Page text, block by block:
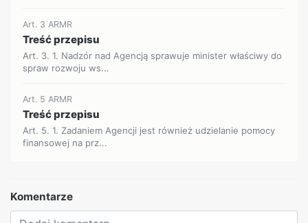
Art. 3 ARMR
Treść przepisu
Art. 3. 1. Nadzór nad Agencją sprawuje minister właściwy do
spraw rozwoju ws...
Art. 5 ARMR
Treść przepisu
Art. 5. 1. Zadaniem Agencji jest również udzielanie pomocy
finansowej na prz...
Komentarze